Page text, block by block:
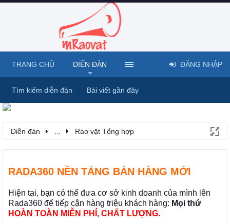
Diễn đàn Rao vặt Tổng hợp
RADA360 NỀN TẢNG BÁN HÀNG MỚI
Hiện tại, bạn có thể đưa cơ sở kinh doanh của mình lên
Rada360 để tiếp cận hàng triệu khách hàng: Mọi thứ
HOÀN TOÀN MIỄN PHÍ, CHẤT LƯỢNG.
TRANG CHỦ DIỄN ĐÀN
Tìm kiếm diễn đàn Bài viết gần đây
ĐĂNG NHẬP